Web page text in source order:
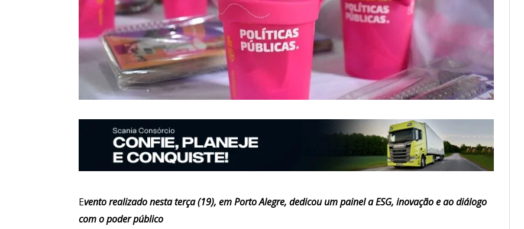
Evento realizado nesta terça (19), em Porto Alegre, dedicou um painel a ESG, inovação e ao diálogo
com o poder público